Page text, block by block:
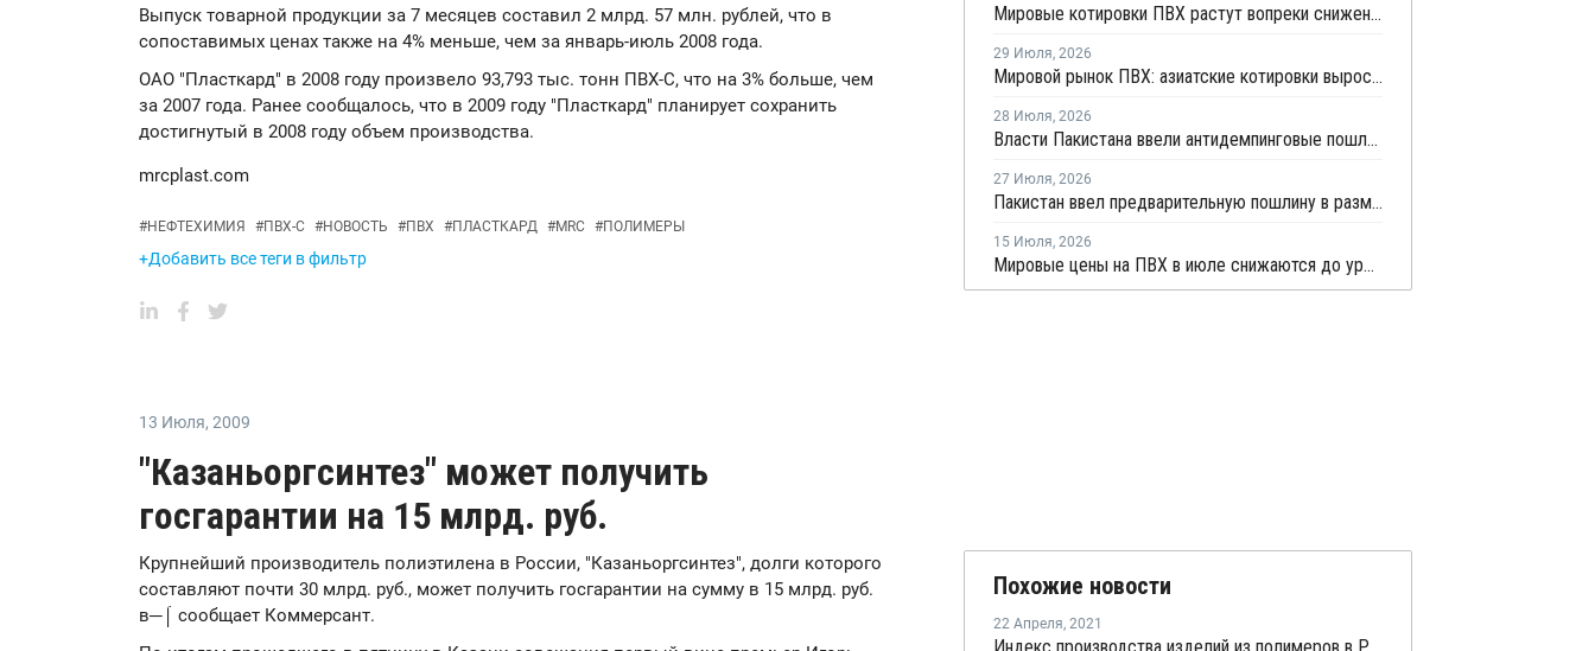
Выпуск товарной продукции за 7 месяцев составил 2 млрд. 57 млн. рублей, что в
сопоставимых ценах также на 4% меньше, чем за январь-июль 2008 года.
ОАО "Пласткард" в 2008 году произвело 93,793 тыс. тонн ПВХ-С, что на 3% больше, чем
за 2007 года. Ранее сообщалось, что в 2009 году "Пласткард" планирует сохранить
достигнутый в 2008 году объем производства.
mrcplast.com
#НЕФТЕХИМИЯ #ПВХ-С #НОВОСТЬ #ПВХ #ПЛАСТКАРД #MRC #ПОЛИМЕРЫ
+Добавить все теги в фильтр
Мировые котировки ПВХ растут вопреки снижению цен в Китае
29 Июля, 2026
Мировой рынок ПВХ: азиатские котировки выросли на фоне смешанных тенденций в Китае
28 Июля, 2026
Власти Пакистана ввели антидемпинговые пошлины на ПВХ из США и Индонезии
27 Июля, 2026
Пакистан ввел предварительную пошлину в размере 37,3% на ПВХ
15 Июля, 2026
Мировые цены на ПВХ в июле снижаются до уровня, предшествовавшего конфликту на Ближнем Востоке
13 Июля, 2009
"Казаньоргсинтез" может получить
госгарантии на 15 млрд. руб.
Крупнейший производитель полиэтилена в России, "Казаньоргсинтез", долги которого
составляют почти 30 млрд. руб., может получить госгарантии на сумму в 15 млрд. руб.
в─⌠ сообщает Коммерсант.
Похожие новости
22 Апреля, 2021